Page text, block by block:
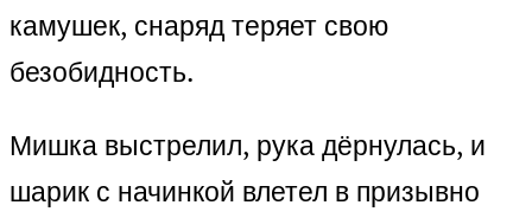
камушек, снаряд теряет свою
безобидность.
Мишка выстрелил, рука дёрнулась, и
шарик с начинкой влетел в призывно